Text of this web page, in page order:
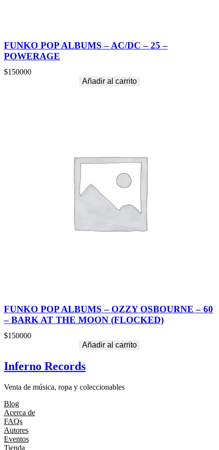
FUNKO POP ALBUMS – AC/DC – 25 –
POWERAGE
$150000
Añadir al carrito
FUNKO POP ALBUMS – OZZY OSBOURNE – 60
– BARK AT THE MOON (FLOCKED)
$150000
Añadir al carrito
Inferno Records
Venta de música, ropa y coleccionables
Blog
Acerca de
FAQs
Autores
Eventos
Tienda